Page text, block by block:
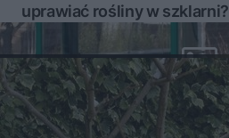
uprawiać rośliny w szklarni?